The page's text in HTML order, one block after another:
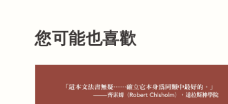
您可能也喜歡